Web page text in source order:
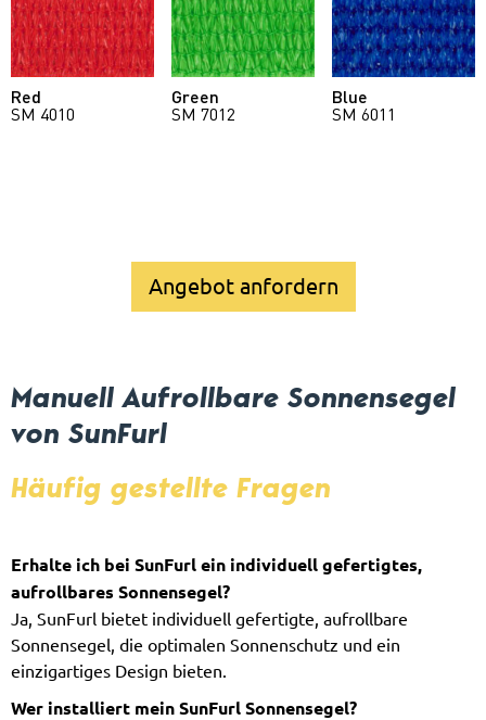
Red
SM 4010
Green
SM 7012
Blue
SM 6011
Angebot anfordern
Manuell Aufrollbare Sonnensegel
von SunFurl
Häufig gestellte Fragen
Erhalte ich bei SunFurl ein individuell gefertigtes,
aufrollbares Sonnensegel?
Ja, SunFurl bietet individuell gefertigte, aufrollbare
Sonnensegel, die optimalen Sonnenschutz und ein
einzigartiges Design bieten.
Wer installiert mein SunFurl Sonnensegel?